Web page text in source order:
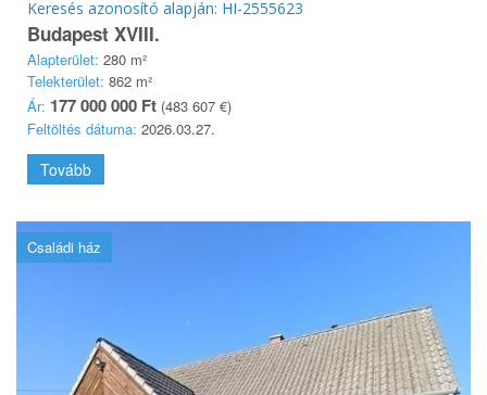
Keresés azonosító alapján: HI-2555623
Budapest XVIII.
Alapterület: 280 m²
Telekterület: 862 m²
Ár: 177 000 000 Ft (483 607 €)
Feltöltés dátuma: 2026.03.27.
Tovább
Családi ház